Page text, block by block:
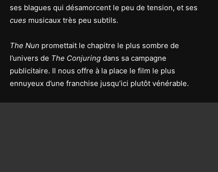
ses blagues qui désamorcent le peu de tension, et ses
cues musicaux très peu subtils.
The Nun promettait le chapitre le plus sombre de
l’univers de The Conjuring dans sa campagne
publicitaire. Il nous offre à la place le film le plus
ennuyeux d’une franchise jusqu’ici plutôt vénérable.